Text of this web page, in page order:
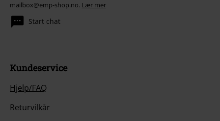
mailbox@emp-shop.no. Lær mer
Start chat
Kundeservice
Hjelp/FAQ
Returvilkår